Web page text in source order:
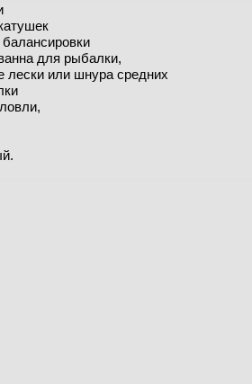
для рыбалки,
лески или шнура средних